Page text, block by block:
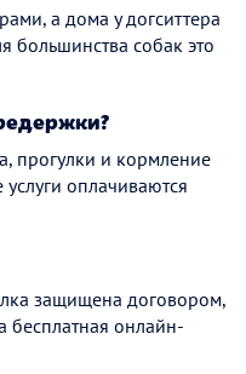
а дома у догситтера
большинства собак это
прогулки и кормление
оплачиваются
защищена договором,
бесплатная онлайн-